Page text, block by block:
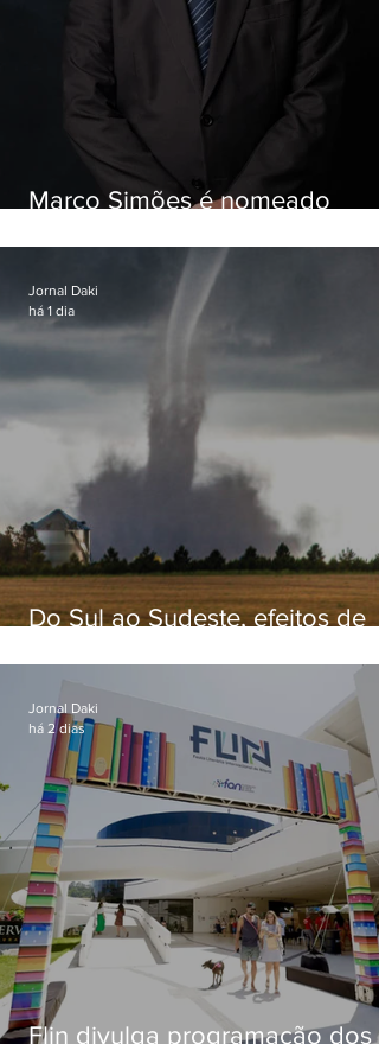
Marco Simões é nomeado
Do Sul ao Sudeste, efeitos de
apreensão na população
Jornal Daki
há 1 dia
Flin divulga programação dos
Jornal Daki
há 2 dias